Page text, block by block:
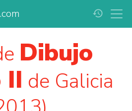
.com history
Dibujo
II de Galicia